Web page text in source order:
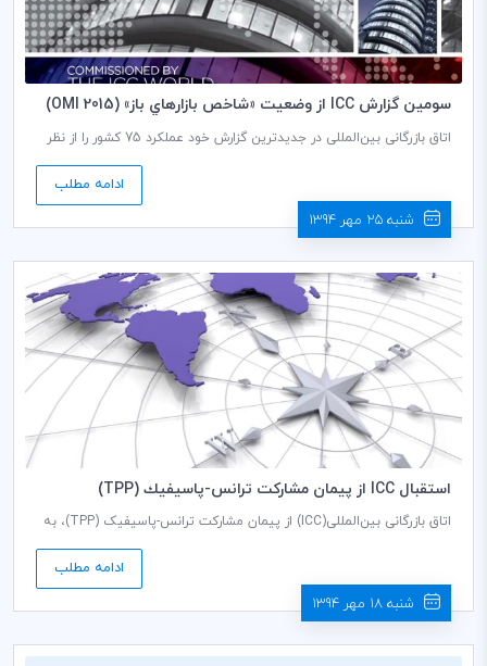
سومين گزارش ICC از وضعيت «شاخص بازارهاي باز» (OMI 2015)
منتشر شد
اتاق بازرگانی بین‌المللی در جدیدترین گزارش خود عملکرد 75 کشور را از نظر
مشاهده‌شده»، «رژیم سیاست‌های تجاری»، «بازبودن به روی سرمایه‌گذاری
مستقیم خارجی» و «زیرساخت مربوط به امکان انجام تجارت» بررسی کرده
است. این گزارش با هدف ارائه یک سنجش متعادل و قابل اعتماد از باز
بودن یک کشور در تجارت منتشر شده است. یافته‌های کلیدی گزارش در
ادامه مطلب
شنبه 25 مهر 1394
استقبال ICC از پيمان مشاركت ترانس-پاسيفيك (TPP)
اتاق بازرگانی بین‌المللی(ICC) از پیمان مشارکت ترانس‌-پاسیفیک (TPP)، به
مشارکت ترانس-پاسیفیک (TPP)، توافق گسترده تجارت آزاد بین کشورهای
شیلی، ژاپن، مالزی، مکزیک، نیوزلند، پرو، سنگاپور و ویتنام، اعضای پیمان
ادامه مطلب
شنبه 18 مهر 1394